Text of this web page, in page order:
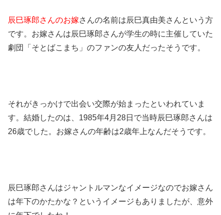
辰巳琢郎さんのお嫁さんの名前は辰巳真由美さんという方
です。お嫁さんは辰巳琢郎さんが学生の時に主催していた
劇団「そとばこまち」のファンの友人だったそうです。
それがきっかけで出会い交際が始まったといわれていま
す。結婚したのは、1985年4月28日で当時辰巳琢郎さんは
26歳でした。お嫁さんの年齢は2歳年上なんだそうです。
辰巳琢郎さんはジャントルマンなイメージなのでお嫁さん
は年下のかたかな？というイメージもありましたが、意外